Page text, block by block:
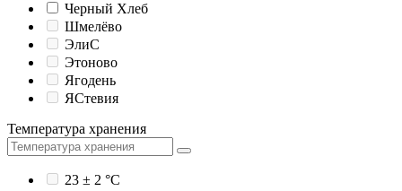
Черный Хлеб
Шмелёво
ЭлиС
Этоново
Ягодень
ЯСтевия
Температура хранения
23 ± 2 °C